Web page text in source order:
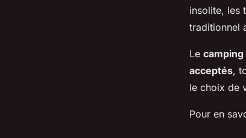
insolite, les
traditionnel
Le
acceptés,
le choix de
Pour en